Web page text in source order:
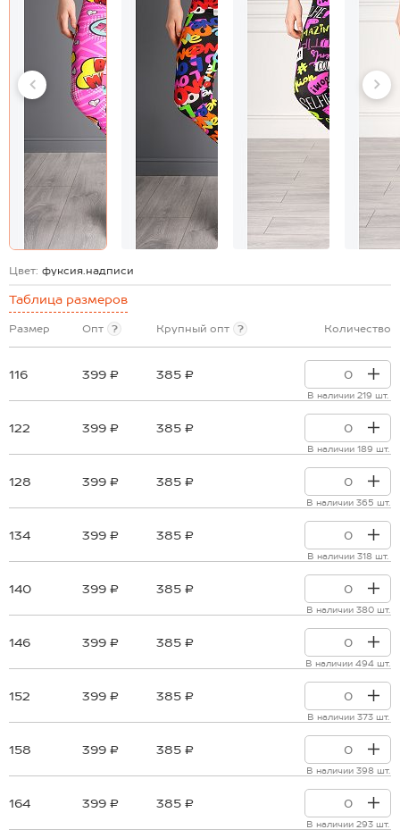
Цвет: фуксия.надписи
Таблица размеров
Размер Опт ? Крупный опт ? Количество
116 399 ₽ 385 ₽
В наличии 219 шт.
122 399 ₽ 385 ₽
В наличии 189 шт.
128 399 ₽ 385 ₽
В наличии 365 шт.
134 399 ₽ 385 ₽
В наличии 318 шт.
140 399 ₽ 385 ₽
В наличии 380 шт.
146 399 ₽ 385 ₽
В наличии 494 шт.
152 399 ₽ 385 ₽
В наличии 373 шт.
158 399 ₽ 385 ₽
В наличии 398 шт.
164 399 ₽ 385 ₽
В наличии 293 шт.